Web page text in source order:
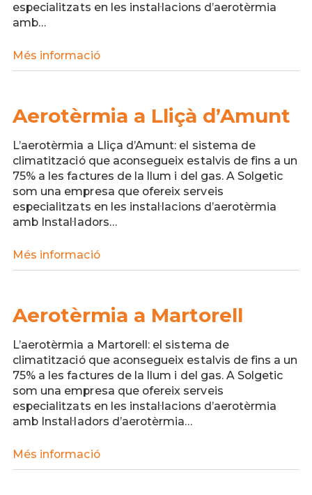
especialitzats en les instal·lacions d’aerotèrmia
amb…
Més informacióAerotèrmia
a
Vallès
Aerotèrmia a Lliçà d’Amunt
L’aerotèrmia a Lliça d’Amunt: el sistema de
climatització que aconsegueix estalvis de fins a un
75% a les factures de la llum i del gas. A Solgetic
som una empresa que ofereix serveis
especialitzats en les instal·lacions d’aerotèrmia
amb Instal·ladors…
Més informacióAerotèrmia
a
Aerotèrmia a Martorell
L’aerotèrmia a Martorell: el sistema de
climatització que aconsegueix estalvis de fins a un
75% a les factures de la llum i del gas. A Solgetic
som una empresa que ofereix serveis
especialitzats en les instal·lacions d’aerotèrmia
amb Instal·ladors d’aerotèrmia…
Més informacióAerotèrmia
a